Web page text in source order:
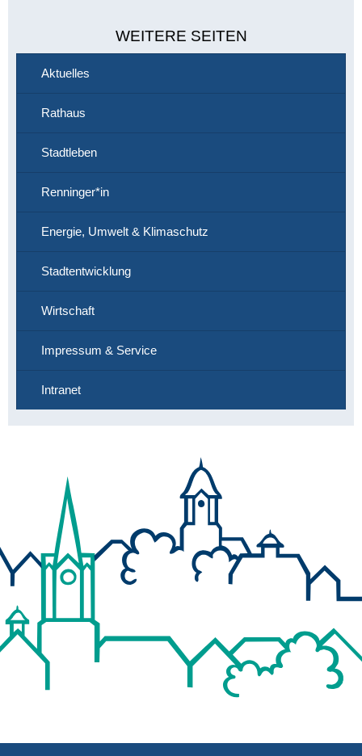
WEITERE SEITEN
Aktuelles
Rathaus
Stadtleben
Renninger*in
Energie, Umwelt & Klimaschutz
Stadtentwicklung
Wirtschaft
Impressum & Service
Intranet